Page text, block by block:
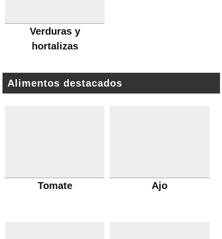
Verduras y
hortalizas
Alimentos destacados
Tomate Ajo